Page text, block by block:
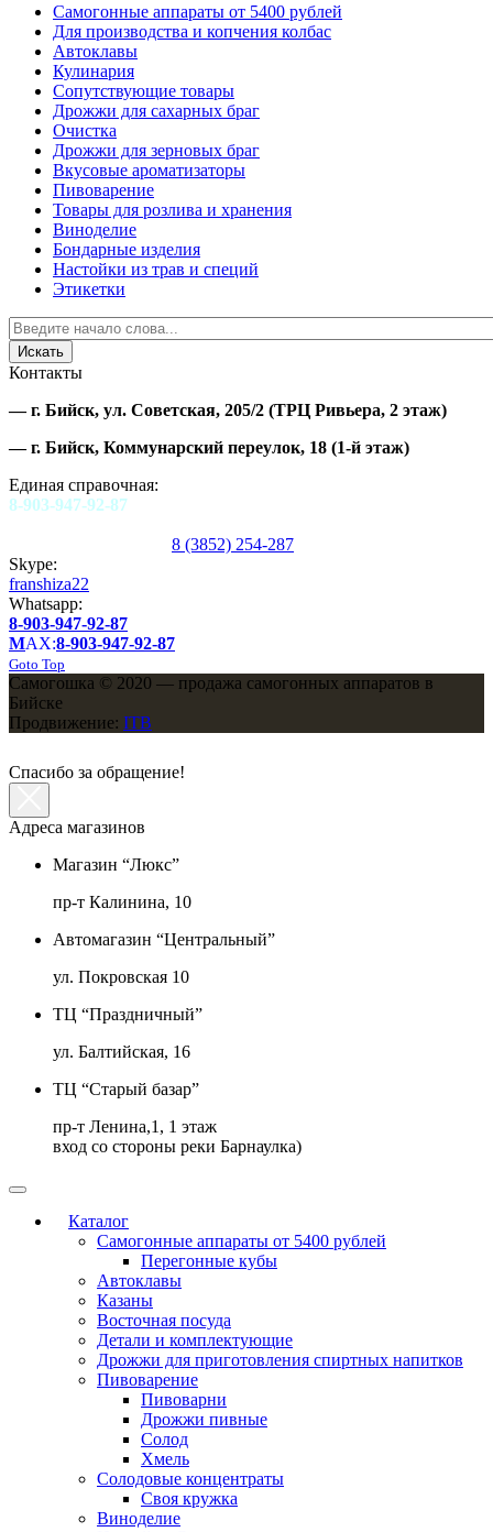
Самогонные аппараты от 5400 рублей
Для производства и копчения колбас
Автоклавы
Кулинария
Сопутствующие товары
Дрожжи для сахарных браг
Очистка
Дрожжи для зерновых браг
Вкусовые ароматизаторы
Пивоварение
Товары для розлива и хранения
Виноделие
Бондарные изделия
Настойки из трав и специй
Этикетки
Контакты
—г. Бийск, ул. Советская, 205/2 (ТРЦ Ривьера, 2 этаж)
—г. Бийск, Коммунарский переулок, 18 (1-й этаж)
Единая справочная:
8-903-947-92-87
8 (3852) 254-287
Skype:
franshiza22
Whatsapp:
8-903-947-92-87
MAX:8-903-947-92-87
Goto Top
Самогошка © 2020 — продажа самогонных аппаратов в
Бийске
Продвижение: ITB
Спасибо за обращение!
Адреса магазинов
Магазин “Люкс”
пр-т Калинина, 10
Автомагазин “Центральный”
ул. Покровская 10
ТЦ “Праздничный”
ул. Балтийская, 16
ТЦ “Старый базар”
пр-т Ленина,1, 1 этаж
вход со стороны реки Барнаулка)
Каталог
Самогонные аппараты от 5400 рублей
Перегонные кубы
Автоклавы
Казаны
Восточная посуда
Детали и комплектующие
Дрожжи для приготовления спиртных напитков
Пивоварение
Пивоварни
Дрожжи пивные
Солод
Хмель
Солодовые концентраты
Своя кружка
Виноделие